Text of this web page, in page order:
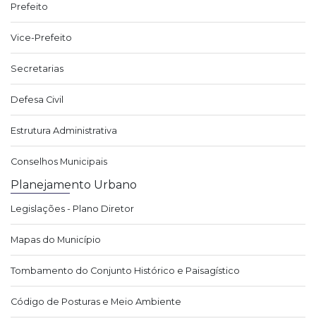
Prefeito
Vice-Prefeito
Secretarias
Defesa Civil
Estrutura Administrativa
Conselhos Municipais
Planejamento Urbano
Legislações - Plano Diretor
Mapas do Município
Tombamento do Conjunto Histórico e Paisagístico
Código de Posturas e Meio Ambiente